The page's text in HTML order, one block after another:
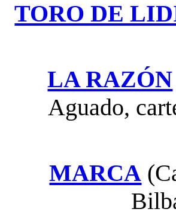
TORO DE
LA RAZÓN
Aguado,
MARCA